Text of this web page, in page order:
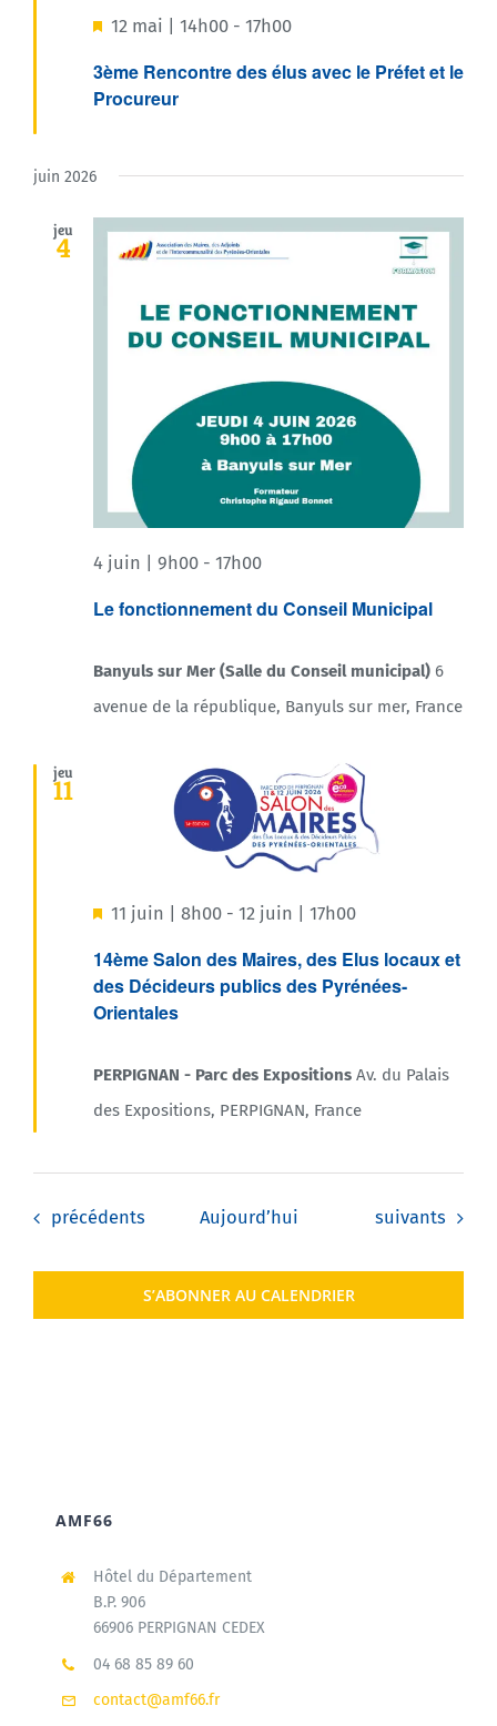
3ème Rencontre des élus avec le Préfet et le
Procureur
Mis
avant
12 mai | 14h00 - 17h00
juin 2026
jeu
4
Le fonctionnement du Conseil Municipal
4 juin | 9h00 - 17h00
Banyuls sur Mer (Salle du Conseil municipal) 6
avenue de la république, Banyuls sur mer, France
jeu
11
14ème Salon des Maires, des Elus locaux et
des Décideurs publics des Pyrénées-
Orientales
Mis
en
avant
11 juin | 8h00 - 12 juin | 17h00
PERPIGNAN - Parc des Expositions Av. du Palais
des Expositions, PERPIGNAN, France
Évènements
précédents Aujourd’hui Évènements
suivants
S’ABONNER AU CALENDRIER
AMF66
Hôtel du Département
B.P. 906
66906 PERPIGNAN CEDEX
04 68 85 89 60
contact@amf66.fr